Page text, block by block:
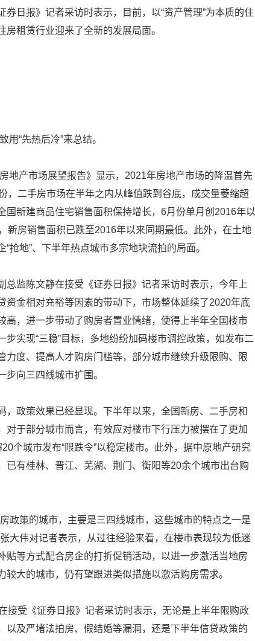
日报》记者采访时表示，目前，以“资产管理”为本质的住
租赁行业迎来了全新的发展局面。
“先热后冷”来总结。
地产市场展望报告》显示，2021年房地产市场的降温首先
，二手房市场在半年之内从峰值跌到谷底，成交量萎缩超
国新建商品住宅销售面积保持增长，6月份单月创2016年以
新房销售面积已跌至2016年以来同期最低。此外，在土地
抢地”、下半年热点城市多宗地块流拍的局面。
总监陈文静在接受《证券日报》记者采访时表示，今年上
资金相对充裕等因素的带动下，市场整体延续了2020年底
高，进一步带动了购房者置业情绪，使得上半年全国楼市
实现“三稳”目标，多地纷纷加码楼市调控政策，如发布二
力度、提高人才购房门槛等，部分城市继续升级限购、限
向三四线城市扩围。
，政策效果已经显现。下半年以来，全国新房、二手房和
对于部分城市而言，有效应对楼市下行压力被摆在了更加
个城市发布“限跌令”以稳定楼市。此外，据中原地产研究
已有桂林、晋江、芜湖、荆门、衡阳等20余个城市出台购
政策的城市，主要是三四线城市，这些城市的特点之一是
大伟对记者表示，从过往经验来看，在楼市表现较为低迷
贴等方式配合房企的打折促销活动，以进一步激活当地房
大的城市，仍有望跟进类似措施以激活购房需求。
接受《证券日报》记者采访时表示，无论是上半年限购政
以及严堵法拍房、假结婚等漏洞，还是下半年信贷政策的